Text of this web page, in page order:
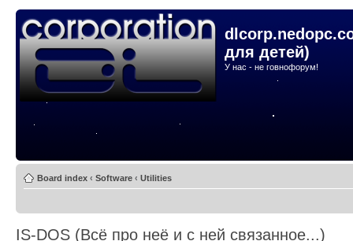
для детей)
У нас - не говнофорум!
Board index ‹ Software ‹ Utilities
IS-DOS (Всё про неё и с ней связанное...)